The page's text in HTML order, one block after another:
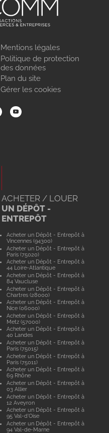
Mentions légales
Politique de protection
des données
Plan du site
Gérer les cookies
ACHETER / LOUER
UN DÉPÔT -
ENTREPÔT
Acheter un Dépôt - Entrepôt à
Vincennes (94300)
Acheter un Dépôt - Entrepôt à
Paris (75020)
Acheter un Dépôt - Entrepôt à
44 Loire-Atlantique
Acheter un Dépôt - Entrepôt à
84 Vaucluse
Acheter un Dépôt - Entrepôt à
Chartres (28000)
Acheter un Dépôt - Entrepôt à
Nice (06000)
Acheter un Dépôt - Entrepôt à
Metz (57000)
Acheter un Dépôt - Entrepôt à
40 Landes
Acheter un Dépôt - Entrepôt à
Paris (75015)
Acheter un Dépôt - Entrepôt à
Paris (75011)
Acheter un Dépôt - Entrepôt à
69 Rhône
Acheter un Dépôt - Entrepôt à
03 Allier
Acheter un Dépôt - Entrepôt à
12 Aveyron
Acheter un Dépôt - Entrepôt à
95 Val-d'Oise
Acheter un Dépôt - Entrepôt à
94 Val-de-Marne